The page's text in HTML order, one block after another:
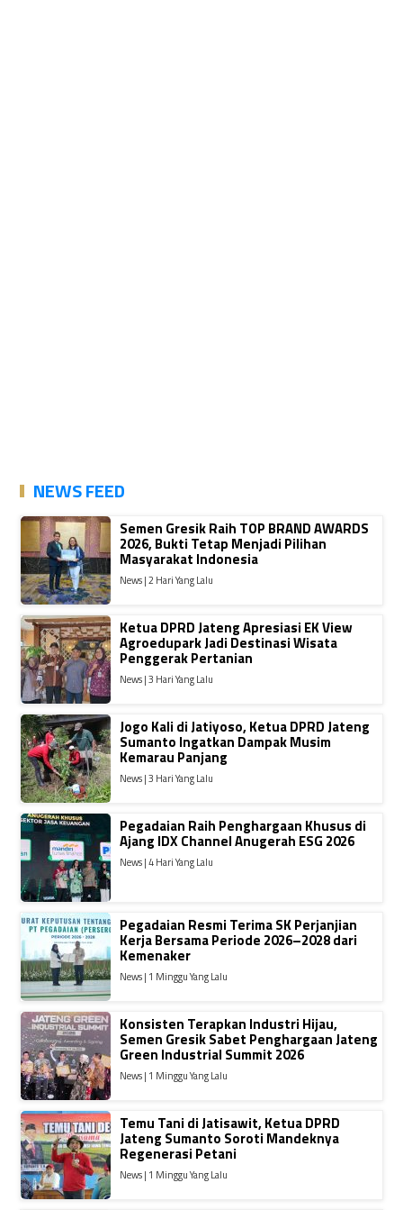
NEWS FEED
Semen Gresik Raih TOP BRAND AWARDS
2026, Bukti Tetap Menjadi Pilihan
Masyarakat Indonesia
News | 2 Hari Yang Lalu
Ketua DPRD Jateng Apresiasi EK View
Agroedupark Jadi Destinasi Wisata
Penggerak Pertanian
News | 3 Hari Yang Lalu
Jogo Kali di Jatiyoso, Ketua DPRD Jateng
Sumanto Ingatkan Dampak Musim
Kemarau Panjang
News | 3 Hari Yang Lalu
Pegadaian Raih Penghargaan Khusus di
Ajang IDX Channel Anugerah ESG 2026
News | 4 Hari Yang Lalu
Pegadaian Resmi Terima SK Perjanjian
Kerja Bersama Periode 2026–2028 dari
Kemenaker
News | 1 Minggu Yang Lalu
Konsisten Terapkan Industri Hijau,
Semen Gresik Sabet Penghargaan Jateng
Green Industrial Summit 2026
News | 1 Minggu Yang Lalu
Temu Tani di Jatisawit, Ketua DPRD
Jateng Sumanto Soroti Mandeknya
Regenerasi Petani
News | 1 Minggu Yang Lalu